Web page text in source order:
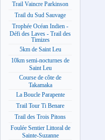
Trail Vaincre Parkinson
Trail du Sud Sauvage
Trophée Océan Indien -
Défi des Laves - Trail des
Timizes
5km de Saint Leu
10km semi-nocturnes de
Saint Leu
Course de côte de
Takamaka
La Boucle Parapente
Trail Tour Ti Benare
Trail des Trois Pitons
Foulée Sentier Littoral de
Sainte-Suzanne